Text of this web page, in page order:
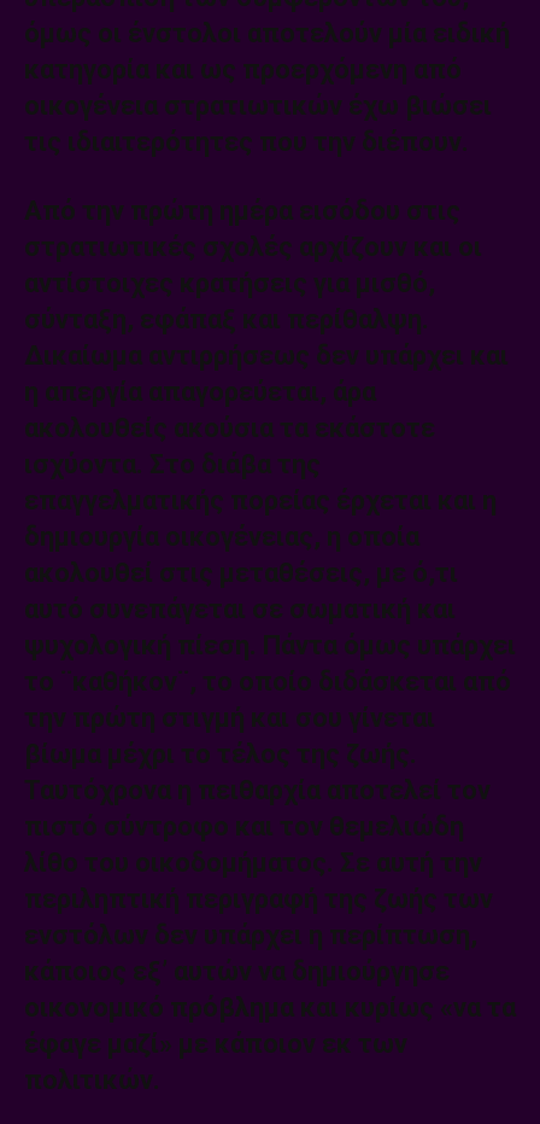
όμως οι ένστολοι αποτελούν μία ειδική
κατηγορία και ως προερχόμενη από
οικογένεια στρατιωτικών έχω βιώσει
τις ιδιαιτερότητες που την διέπουν.
Από την πρώτη ημέρα εισόδου στις
στρατιωτικές σχολές αρχίζουν και οι
αντίστοιχες κρατήσεις για μισθό,
σύνταξη, εφάπαξ και περίθαλψη.
Δικαίωμα αντιρρήσεως δεν υπάρχει και
η απεργία απαγορεύεται, άρα
ακολουθείς ακούσια τα εκάστοτε
ισχύοντα. Στο διάβα της
επαγγελματικής πορείας έρχεται και η
δημιουργία οικογένειας, η οποία
ακολουθεί στις μεταθέσεις, με ό,τι
αυτό συνεπάγεται σε σωματική και
ψυχολογική πίεση. Πάντα όμως υπάρχει
το ¨καθήκον¨, το οποίο διδάσκεται από
την πρώτη στιγμή και σου γίνεται
βίωμα μέχρι το τέλος της ζωής.
Ταυτόχρονα η πειθαρχία αποτελεί τον
πιστό σύντροφο και τον θεμελιώδη
λίθο του οικοδομήματος. Σε αυτή την
περιληπτική περιγραφή της ζωής των
ενστόλων δεν υπάρχει η περίπτωση,
κάποιος εξ’ αυτών να δημιούργησε
οικονομικό πρόβλημα και κυρίως «να τα
έφαγε μαζί» με κάποιον εκ των
πολιτικών.